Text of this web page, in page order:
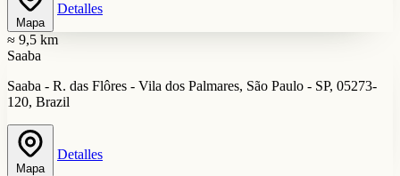
Mapa
Detalles
≈ 9,5 km
Saaba
Saaba - R. das Flôres - Vila dos Palmares, São Paulo - SP, 05273-
120, Brazil
Mapa
Detalles